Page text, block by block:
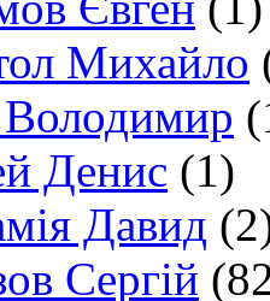
Михайло
Денис (1)
Давид
Сергій